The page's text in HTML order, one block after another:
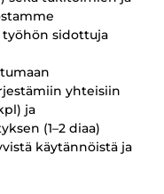
työhön sidottuja
yhteisiin
ja
(1–2 diaa)
käytännöistä ja